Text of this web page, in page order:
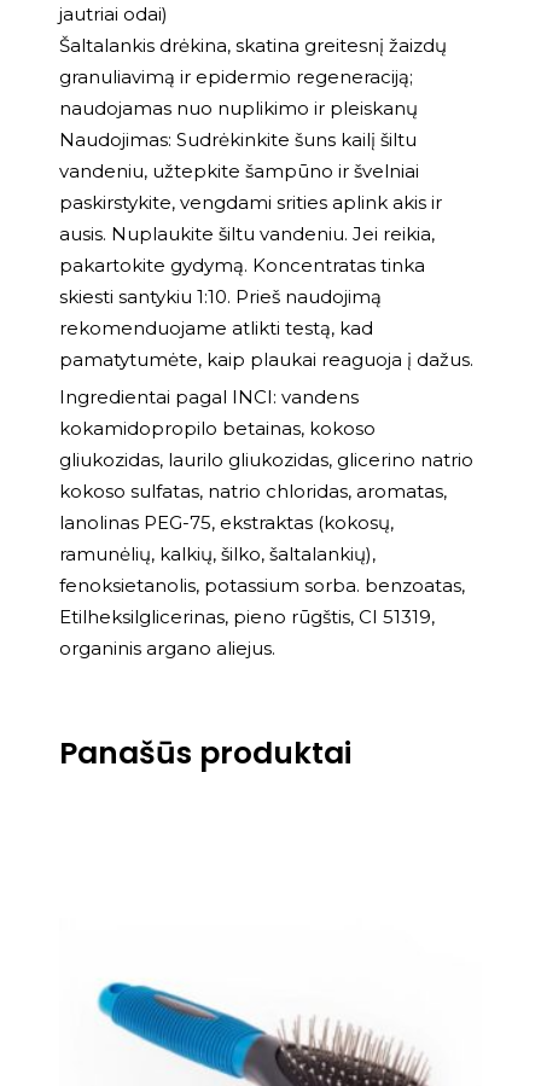
jautriai odai)
Šaltalankis drėkina, skatina greitesnį žaizdų
granuliavimą ir epidermio regeneraciją;
naudojamas nuo nuplikimo ir pleiskanų
Naudojimas: Sudrėkinkite šuns kailį šiltu
vandeniu, užtepkite šampūno ir švelniai
paskirstykite, vengdami srities aplink akis ir
ausis. Nuplaukite šiltu vandeniu. Jei reikia,
pakartokite gydymą. Koncentratas tinka
skiesti santykiu 1:10. Prieš naudojimą
rekomenduojame atlikti testą, kad
pamatytumėte, kaip plaukai reaguoja į dažus.
Ingredientai pagal INCI: vandens
kokamidopropilo betainas, kokoso
gliukozidas, laurilo gliukozidas, glicerino natrio
kokoso sulfatas, natrio chloridas, aromatas,
lanolinas PEG-75, ekstraktas (kokosų,
ramunėlių, kalkių, šilko, šaltalankių),
fenoksietanolis, potassium sorba. benzoatas,
Etilheksilglicerinas, pieno rūgštis, CI 51319,
organinis argano aliejus.
Panašūs produktai